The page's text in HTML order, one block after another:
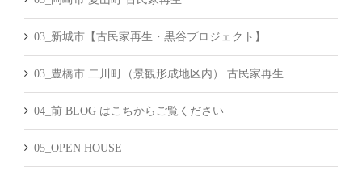
03_新城市【古民家再生・黒谷プロジェクト】
03_豊橋市 二川町（景観形成地区内） 古民家再生
04_前 BLOG はこちからご覧ください
05_OPEN HOUSE